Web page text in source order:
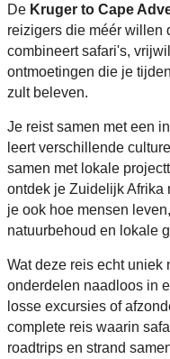
De Kruger to Cape
reizigers die méér willen
combineert safari's,
ontmoetingen die je
zult beleven.
Je reist samen met een
leert verschillende
samen met lokale
ontdek je Zuidelijk Afrika
je ook hoe mensen
natuurbehoud en lokale
Wat deze reis echt uniek
onderdelen naadloos in
losse excursies of
complete reis waarin
roadtrips en strand